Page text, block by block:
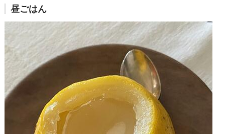
昼ごはん